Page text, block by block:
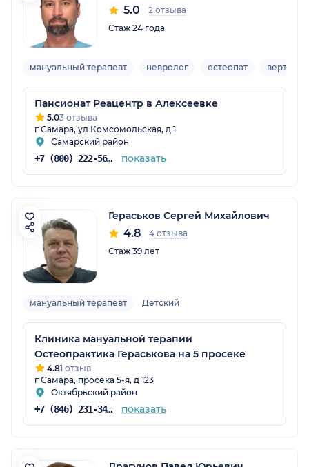
5.0
2 отзыва
Стаж 24 года
мануальный терапевт невролог остеопат
Пансионат Реацентр в Алексеевке
5.03 отзыва
г Самара, ул Комсомольская, д 1
Самарский район
+7 (800) 222-56-09 показать
Гераськов Сергей Михайлович
4.8
4 отзыва
Стаж 39 лет
мануальный терапевт Детский
Клиника мануальной терапии
Остеопрактика Гераськова на 5 просеке
4.81 отзыв
г Самара, просека 5-я, д 123
Октябрьский район
+7 (846) 231-34-20 показать